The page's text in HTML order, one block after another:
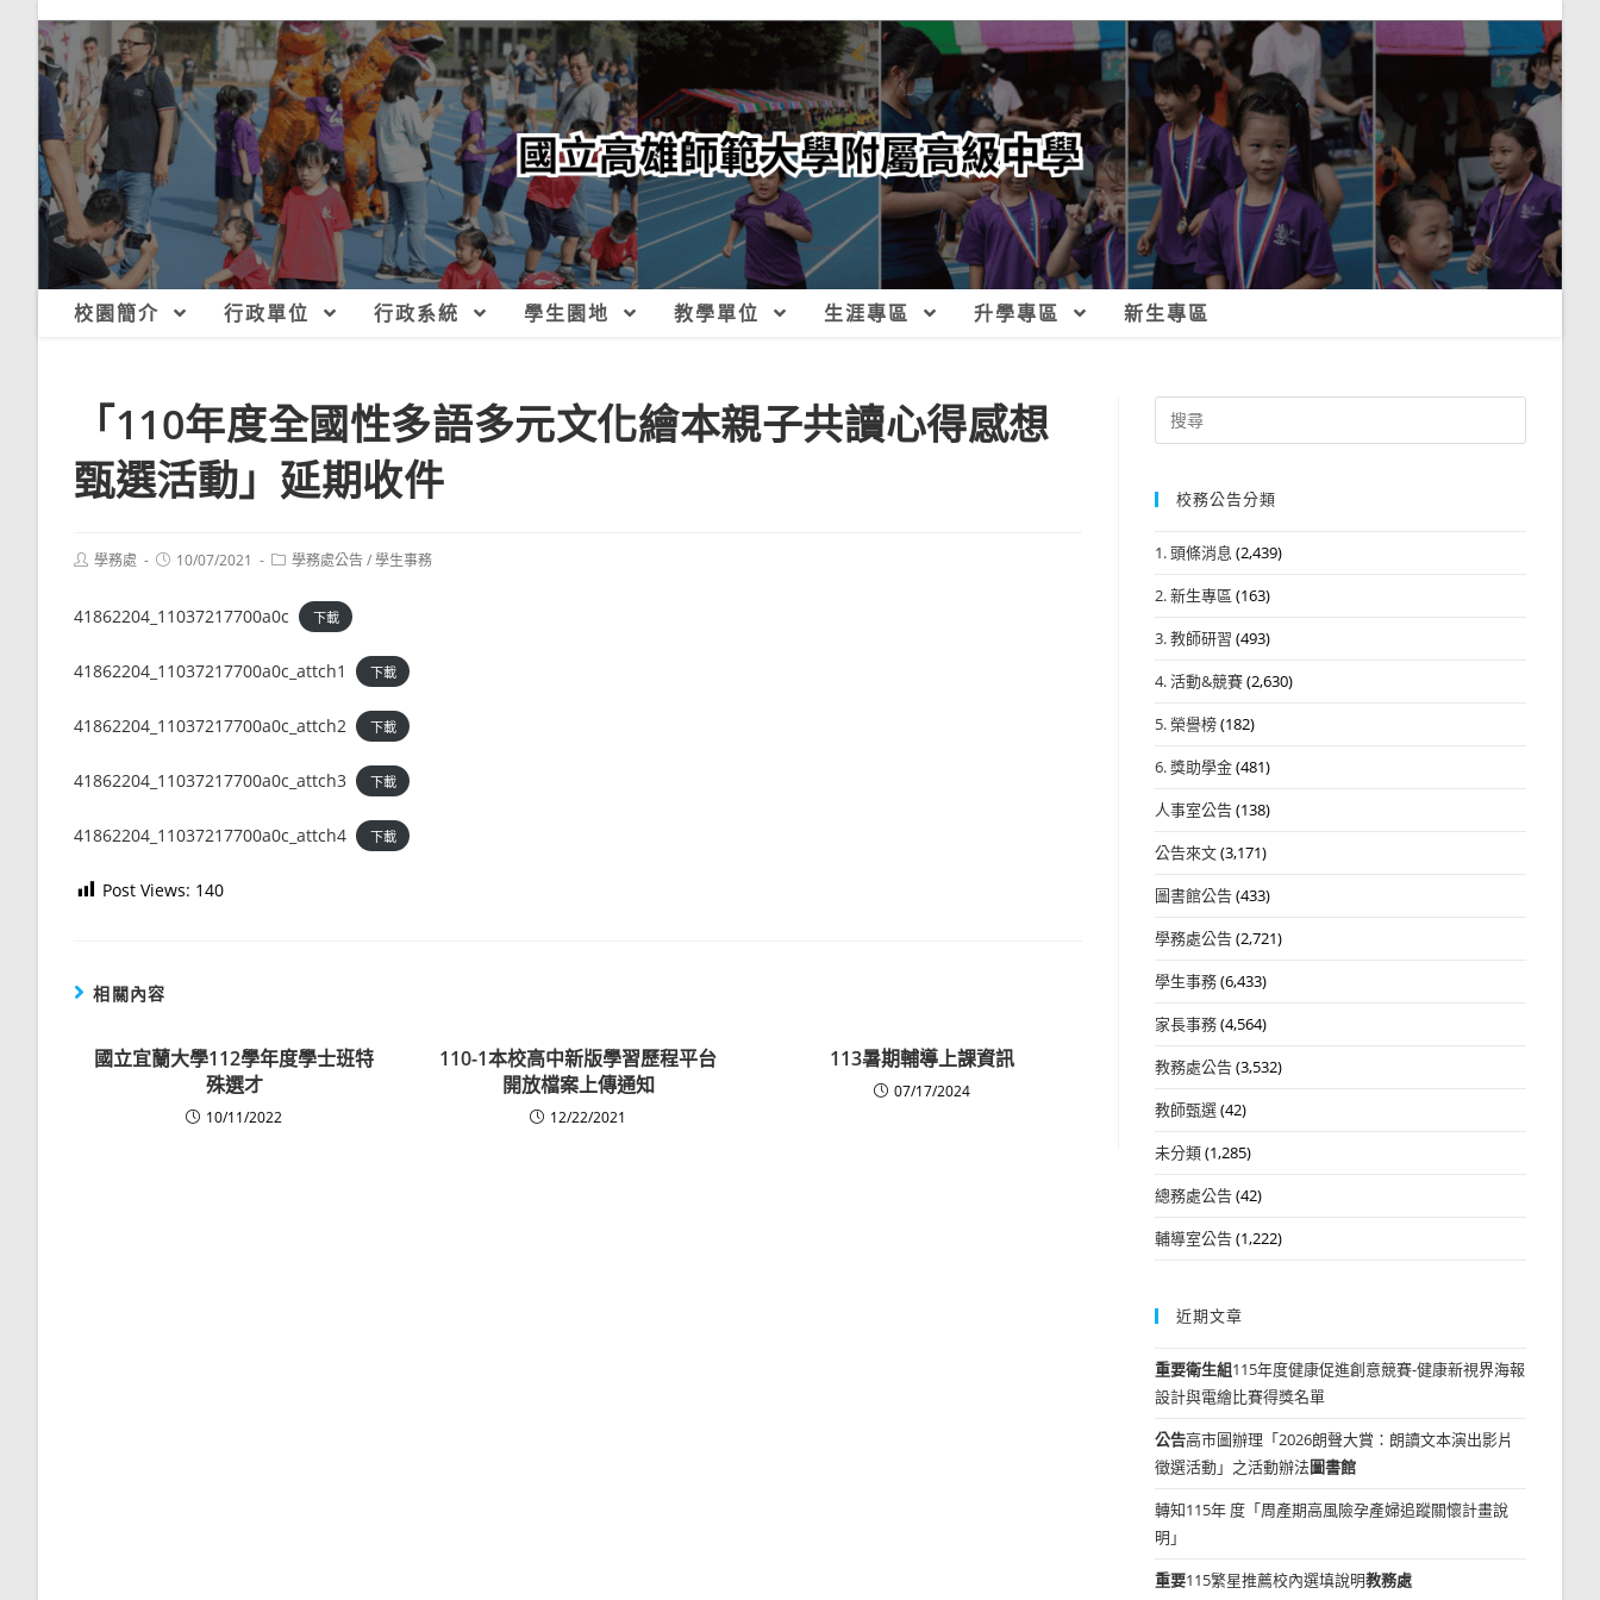
校園簡介 行政單位 行政系統 學生園地 教學單位 生涯專區 升學專區 新生專區
「110年度全國性多語多元文化繪本親子共讀心得感想
甄選活動」延期收件
Post學務處
Post10/07/2021
Post學務處公告/學生事務
41862204_11037217700a0c 下載
41862204_11037217700a0c_attch1 下載
41862204_11037217700a0c_attch2 下載
41862204_11037217700a0c_attch3 下載
41862204_11037217700a0c_attch4 下載
Post Views: 140
相關內容
國立宜蘭大學112學年度學士班特
殊選才
10/11/2022
110-1本校高中新版學習歷程平台
開放檔案上傳通知
12/22/2021
113暑期輔導上課資訊
07/17/2024
Search
for:
校務公告分類
1. 頭條消息 (2,439)
2. 新生專區 (163)
3. 教師研習 (493)
4. 活動&競賽(2,630)
5. 榮譽榜(182)
6. 獎助學金(481)
人事室公告(138)
公告來文(3,171)
圖書館公告(433)
學務處公告(2,721)
學生事務(6,433)
家長事務(4,564)
教務處公告(3,532)
教師甄選(42)
未分類(1,285)
總務處公告(42)
輔導室公告(1,222)
近期文章
重要衛生組115年度健康促進創意競賽-健康新視界海報
設計與電繪比賽得獎名單
公告高市圖辦理「2026朗聲大賞：朗讀文本演出影片
徵選活動」之活動辦法圖書館
轉知115年 度「周產期高風險孕產婦追蹤關懷計畫說
明」
重要115繁星推薦校內選填說明教務處